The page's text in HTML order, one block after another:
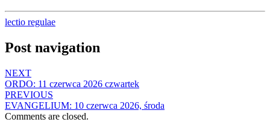
lectio regulae
Post navigation
NEXT
ORDO: 11 czerwca 2026 czwartek
PREVIOUS
EVANGELIUM: 10 czerwca 2026, środa
Comments are closed.